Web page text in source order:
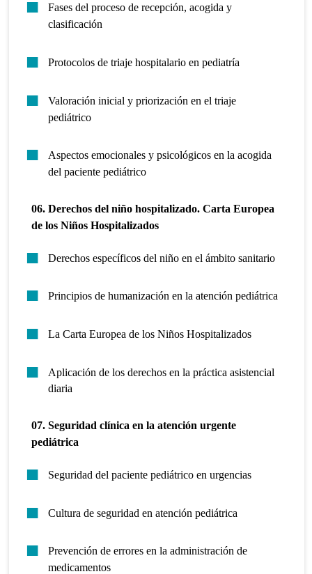
Fases del proceso de recepción, acogida y
clasificación
Protocolos de triaje hospitalario en pediatría
Valoración inicial y priorización en el triaje
pediátrico
Aspectos emocionales y psicológicos en la acogida
del paciente pediátrico
06. Derechos del niño hospitalizado. Carta Europea
de los Niños Hospitalizados
Derechos específicos del niño en el ámbito sanitario
Principios de humanización en la atención pediátrica
La Carta Europea de los Niños Hospitalizados
Aplicación de los derechos en la práctica asistencial
diaria
07. Seguridad clínica en la atención urgente
pediátrica
Seguridad del paciente pediátrico en urgencias
Cultura de seguridad en atención pediátrica
Prevención de errores en la administración de
medicamentos